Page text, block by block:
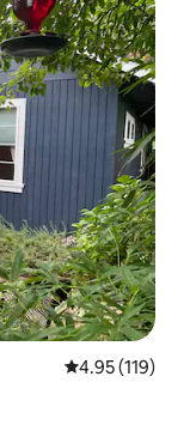
คะแนนเฉลี่ย
4.95 (119)